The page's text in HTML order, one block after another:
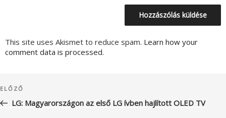
This site uses Akismet to reduce spam. Learn how your
comment data is processed.
navigáció
Korábbi
bejegyzés
ELŐZŐ
LG: Magyarországon az első LG ívben hajlított OLED TV